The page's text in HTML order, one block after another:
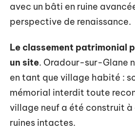
avec un bâti en ruine
perspective de renaissance.
Le classement patrimonial
un site. Oradour-sur-Glane
en tant que village habité :
mémorial interdit toute
village neuf a été construit
ruines intactes.